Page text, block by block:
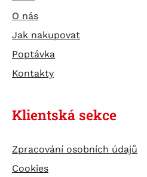
O nás
Jak nakupovat
Poptávka
Kontakty
Klientská sekce
Zpracování osobních údajů
Cookies